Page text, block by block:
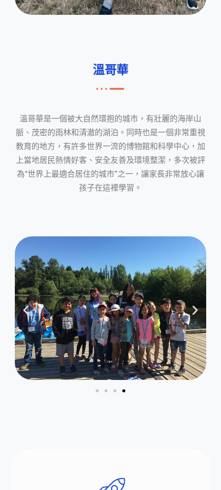
溫哥華
溫哥華是一個被大自然環抱的城市，有壯麗的海岸山
脈、茂密的雨林和清澈的湖泊。同時也是一個非常重視
教育的地方，有許多世界一流的博物館和科學中心，加
上當地居民熱情好客、安全友善及環境整潔，多次被評
為“世界上最適合居住的城市”之一，讓家長非常放心讓
孩子在這裡學習。